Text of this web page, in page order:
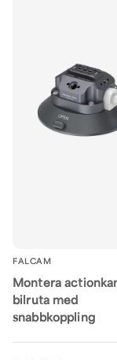
FALCAM
Montera
bilruta med
snabbkoppling